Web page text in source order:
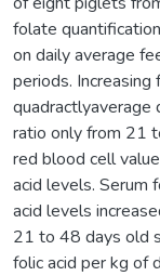
folate
on daily average
periods. Increasing
quadractlyaverage
ratio only from 21
red blood cell
acid levels. Serum
acid levels
21 to 48 days old
folic acid per kg of